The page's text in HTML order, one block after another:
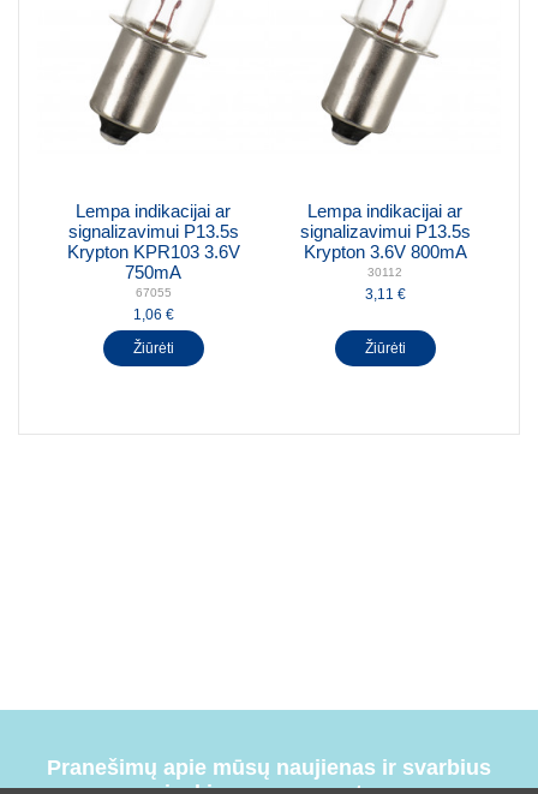
Lempa indikacijai ar
signalizavimui P13.5s
Krypton KPR103 3.6V
750mA
67055
1,06 €
Žiūrėti
Lempa indikacijai ar
signalizavimui P13.5s
Krypton 3.6V 800mA
30112
3,11 €
Žiūrėti
Pranešimų apie mūsų naujienas ir svarbius